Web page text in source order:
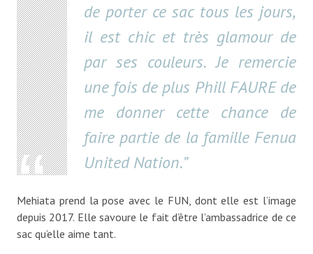
de porter ce sac tous les jours,
il est chic et très glamour de
par ses couleurs. Je remercie
une fois de plus Phill FAURE de
me donner cette chance de
faire partie de la famille Fenua
United Nation.
Mehiata prend la pose avec le FUN, dont elle est l’image
depuis 2017. Elle savoure le fait d’être l’ambassadrice de ce
sac qu’elle aime tant.